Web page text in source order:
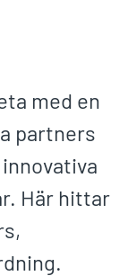
med en
partners
Här hittar